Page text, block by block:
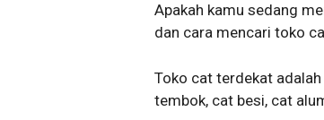
Apakah kamu sedang
dan cara mencari toko
Toko cat terdekat
tembok, cat besi, cat